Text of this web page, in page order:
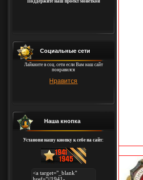
Поддержите наш проект монеткой
Социальные сети
Лайкните в соц. сети если Вам наш сайт
понравился
Нравится
Наша кнопка
Установи нашу кнопку к себе на сайт: